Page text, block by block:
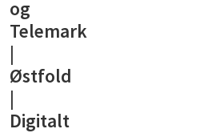
og
Telemark
|
Østfold
|
Digitalt